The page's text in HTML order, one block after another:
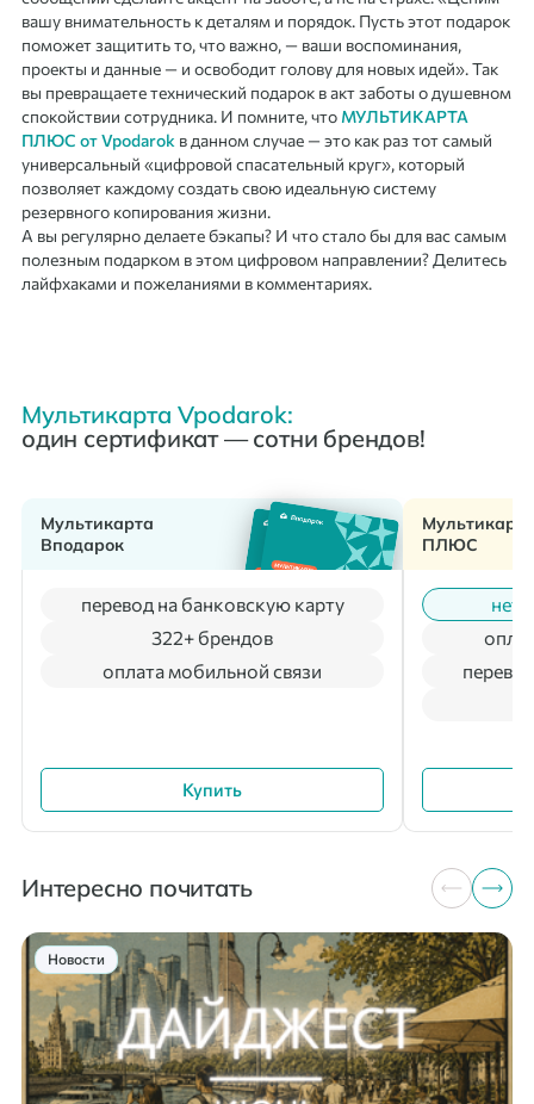
вашу внимательность к деталям и порядок. Пусть этот подарок
поможет защитить то, что важно, — ваши воспоминания,
проекты и данные — и освободит голову для новых идей». Так
вы превращаете технический подарок в акт заботы о душевном
спокойствии сотрудника. И помните, что МУЛЬТИКАРТА
ПЛЮС от Vpodarok в данном случае — это как раз тот самый
универсальный «цифровой спасательный круг», который
позволяет каждому создать свою идеальную систему
резервного копирования жизни.
А вы регулярно делаете бэкапы? И что стало бы для вас самым
полезным подарком в этом цифровом направлении? Делитесь
лайфхаками и пожеланиями в комментариях.
Мультикарта Vpodarok:
один сертификат — сотни брендов!
Мультикарта
Вподарок
оплата мобильной связи
перевод на банковскую карту
322+ брендов
Купить
Мультикарта
ПЛЮС
нет
Интересно почитать
Новости